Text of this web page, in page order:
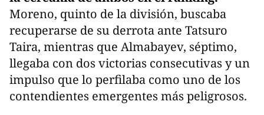
Moreno, quinto de la división, buscaba
recuperarse de su derrota ante Tatsuro
Taira, mientras que Almabayev, séptimo,
llegaba con dos victorias consecutivas y un
impulso que lo perfilaba como uno de los
contendientes emergentes más peligrosos.